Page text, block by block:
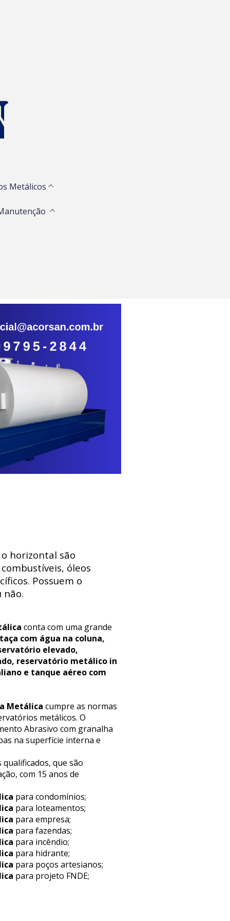
Metálicos
horizontal são
óleos
Possuem o
não.
conta com uma grande
com água na coluna,
elevado,
reservatório metálico in
e tanque aéreo com
Metálica cumpre as normas
metálicos. O
Abrasivo com granalha
na superfície interna e
que são
com 15 anos de
para condomínios;
para loteamentos;
para empresa;
para fazendas;
para incêndio;
para hidrante;
para poços artesianos;
para projeto FNDE;